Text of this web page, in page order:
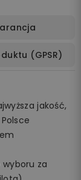
(GPSR)
jakość,
za